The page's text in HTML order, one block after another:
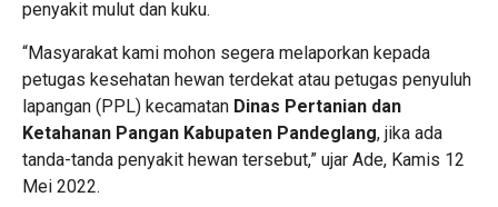
penyakit mulut dan kuku.
“Masyarakat kami mohon segera melaporkan kepada
petugas kesehatan hewan terdekat atau petugas penyuluh
lapangan (PPL) kecamatan Dinas Pertanian dan
Ketahanan Pangan Kabupaten Pandeglang, jika ada
tanda-tanda penyakit hewan tersebut,” ujar Ade, Kamis 12
Mei 2022.